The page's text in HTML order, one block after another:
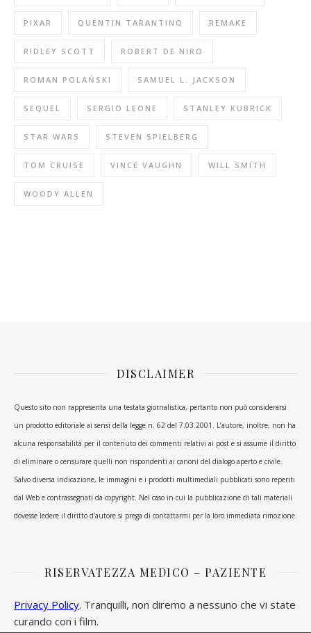
PIXAR QUENTIN TARANTINO REMAKE
RIDLEY SCOTT ROBERT DE NIRO
ROMAN POLAŃSKI SAMUEL L. JACKSON
SEQUEL SERGIO LEONE STANLEY KUBRICK
STAR WARS STEVEN SPIELBERG
TOM CRUISE VINCE VAUGHN WILL SMITH
WOODY ALLEN
DISCLAIMER
Questo sito non rappresenta una testata giornalistica, pertanto non può considerarsi
un prodotto editoriale ai sensi della legge n. 62 del 7.03.2001. L’autore, inoltre, non ha
alcuna responsabilità per il contenuto dei commenti relativi ai post e si assume il diritto
di eliminare o censurare quelli non rispondenti ai canoni del dialogo aperto e civile.
Salvo diversa indicazione, le immagini e i prodotti multimediali pubblicati sono reperiti
dal Web e contrassegnati da copyright. Nel caso in cui la pubblicazione di tali materiali
dovesse ledere il diritto d’autore si prega di contattarmi per la loro immediata rimozione.
RISERVATEZZA MEDICO – PAZIENTE
Privacy Policy. Tranquilli, non diremo a nessuno che vi state
curando con i film.